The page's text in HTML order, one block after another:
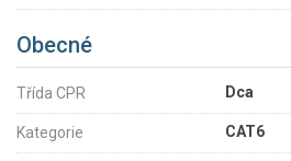
Obecné
Třída CPR Dca
Kategorie CAT6